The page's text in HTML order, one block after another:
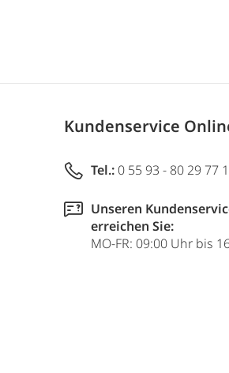
Kundenservice
Tel.: 0 55 93 - 80 29 77
Unseren
erreichen Sie:
MO-FR: 09:00 Uhr bis